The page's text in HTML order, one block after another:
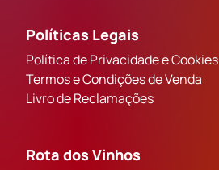
Políticas Legais
Política de Privacidade e Cookies
Termos e Condições de Venda
Livro de Reclamações
Rota dos Vinhos